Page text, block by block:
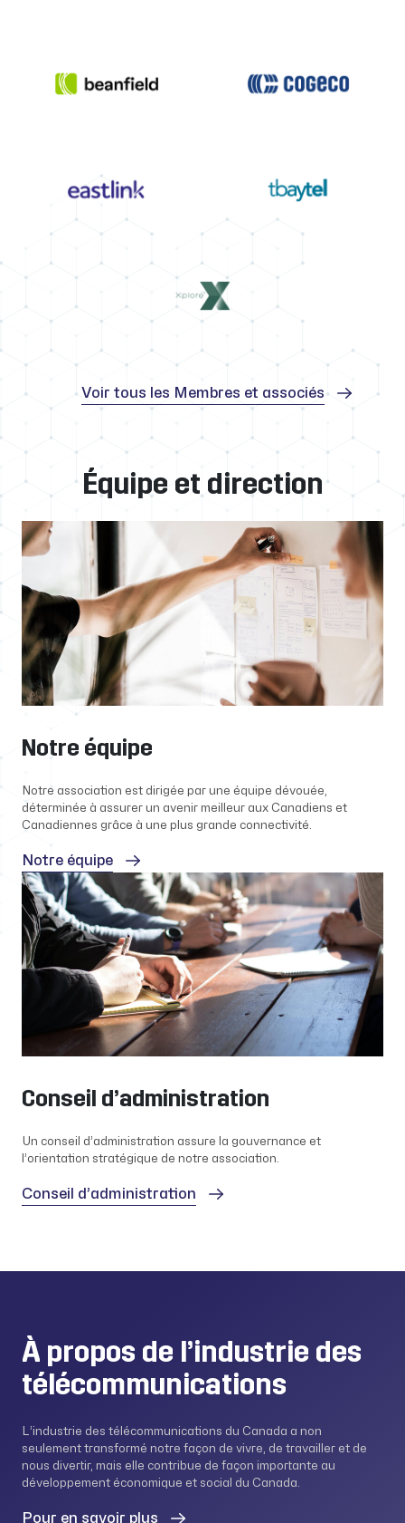
Voir tous les Membres et associés
Équipe et direction
Notre équipe
Notre association est dirigée par une équipe dévouée,
déterminée à assurer un avenir meilleur aux Canadiens et
Canadiennes grâce à une plus grande connectivité.
Notre équipe
Conseil d’administration
Un conseil d’administration assure la gouvernance et
l’orientation stratégique de notre association.
Conseil d’administration
À propos de l’industrie des
télécommunications
L’industrie des télécommunications du Canada a non
seulement transformé notre façon de vivre, de travailler et de
nous divertir, mais elle contribue de façon importante au
développement économique et social du Canada.
Pour en savoir plus